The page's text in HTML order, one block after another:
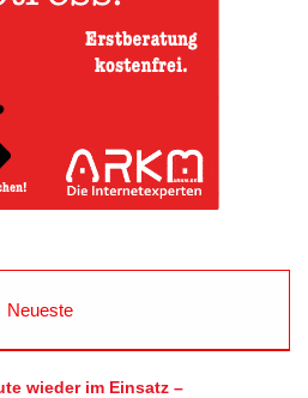
Neueste
wieder im Einsatz –